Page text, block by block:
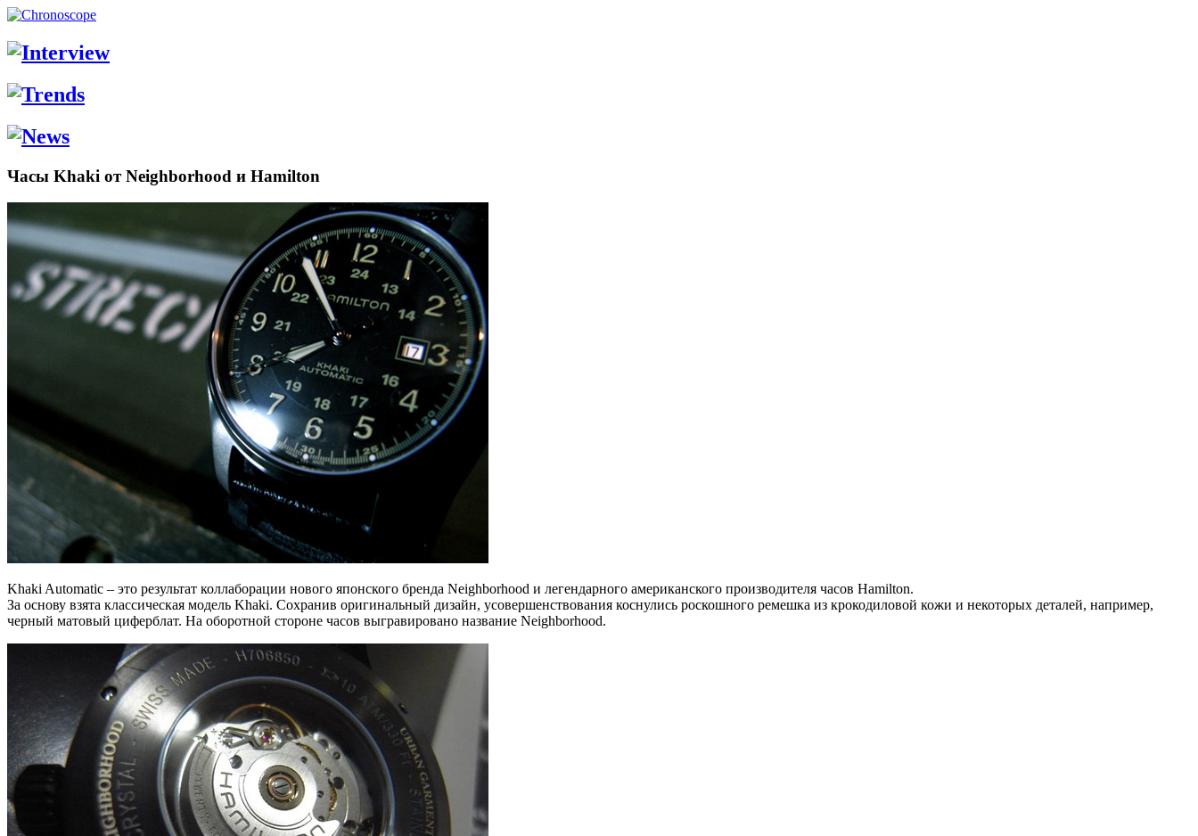
Часы Khaki от Neighborhood и Hamilton
Khaki Automatic – это результат коллаборации нового японского бренда Neighborhood и легендарного американского производителя часов Hamilton.
За основу взята классическая модель Khaki. Сохранив оригинальный дизайн, усовершенствования коснулись роскошного ремешка из крокодиловой кожи и некоторых деталей, например,
черный матовый циферблат. На оборотной стороне часов выгравировано название Neighborhood.